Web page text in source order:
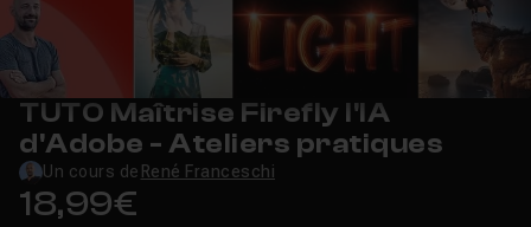
TUTO Maîtrise Firefly l'IA
d'Adobe - Ateliers pratiques
Un cours de René Franceschi
18,99€